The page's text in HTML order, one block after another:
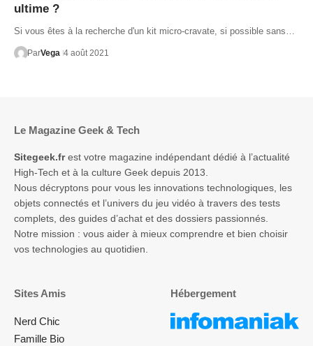
ultime ?
Si vous êtes à la recherche d'un kit micro-cravate, si possible sans…
ParVega 4 août 2021
Le Magazine Geek & Tech
Sitegeek.frest votre magazine indépendant dédié à l’actualité
High-Tech et à la culture Geek depuis 2013.
Nous décryptons pour vous les innovations technologiques, les
objets connectés et l’univers du jeu vidéo à travers des tests
complets, des guides d’achat et des dossiers passionnés.
Notre mission : vous aider à mieux comprendre et bien choisir
vos technologies au quotidien.
Sites Amis
Nerd Chic
Famille Bio
Hébergement